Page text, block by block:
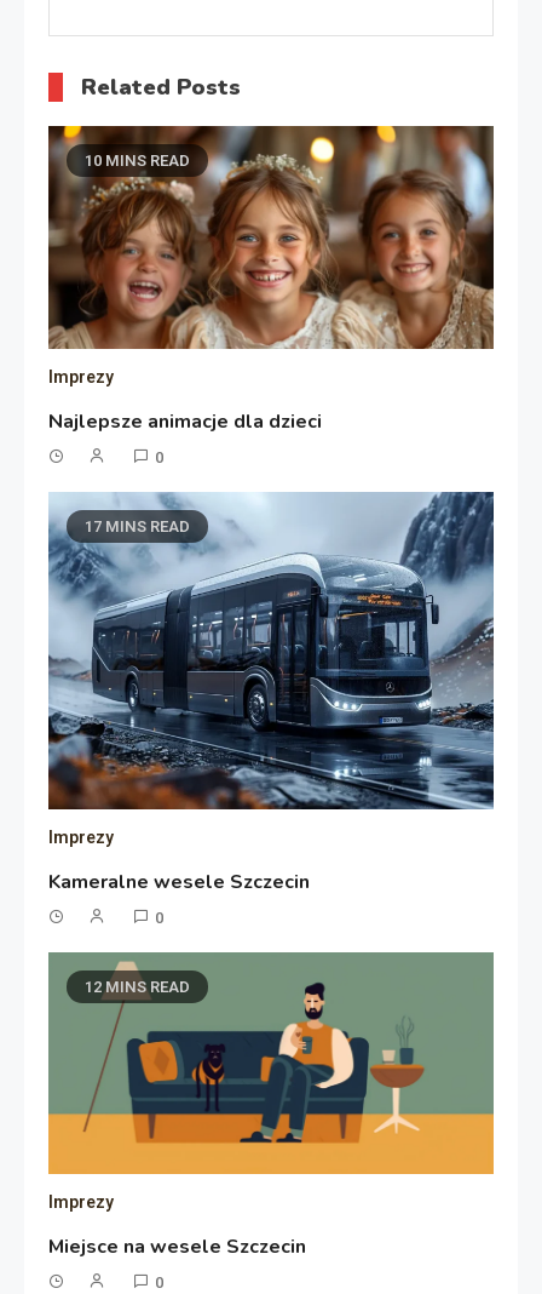
Related Posts
10 MINS READ
Imprezy
Najlepsze animacje dla dzieci
0
17 MINS READ
Imprezy
Kameralne wesele Szczecin
0
12 MINS READ
Imprezy
Miejsce na wesele Szczecin
0